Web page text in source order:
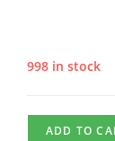
998 in stock
ADD TO